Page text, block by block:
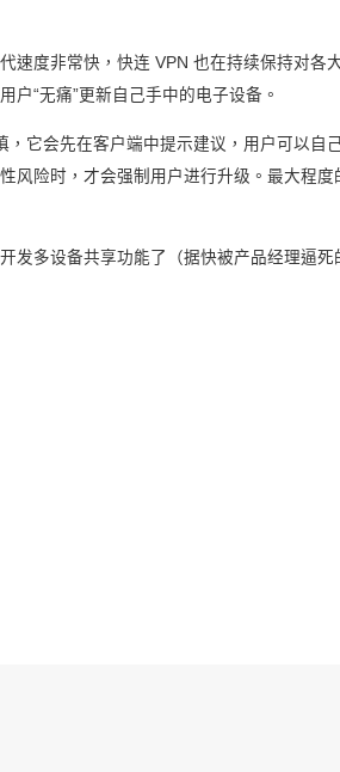
速度非常快，快连 VPN 也在持续保持对各
户“无痛”更新自己手中的电子设备。
它会先在客户端中提示建议，用户可以自
风险时，才会强制用户进行升级。最大程度
发多设备共享功能了（据快被产品经理逼死